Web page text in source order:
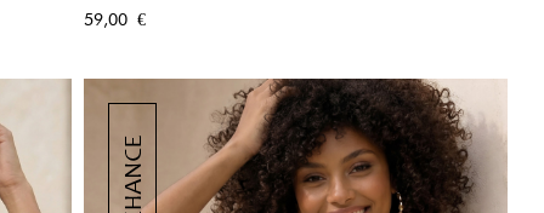
Prix
59,00 €